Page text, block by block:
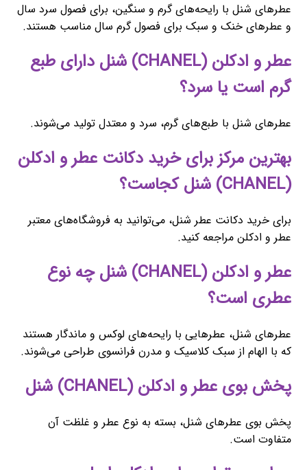
عطرهای شنل با رایحه‌های گرم و سنگین، برای فصول سرد سال
و عطرهای خنک و سبک برای فصول گرم سال مناسب هستند.
عطر و ادکلن (CHANEL) شنل دارای طبع
گرم است یا سرد؟
عطرهای شنل با طبع‌های گرم، سرد و معتدل تولید می‌شوند.
بهترین مرکز برای خرید دکانت عطر و ادکلن
(CHANEL) شنل کجاست؟
برای خرید دکانت عطر شنل، می‌توانید به فروشگاه‌های معتبر
عطر و ادکلن مراجعه کنید.
عطر و ادکلن (CHANEL) شنل چه نوع
عطری است؟
عطرهای شنل، عطرهایی با رایحه‌های لوکس و ماندگار هستند
که با الهام از سبک کلاسیک و مدرن فرانسوی طراحی می‌شوند.
پخش بوی عطر و ادکلن (CHANEL) شنل
پخش بوی عطرهای شنل، بسته به نوع عطر و غلظت آن
متفاوت است.